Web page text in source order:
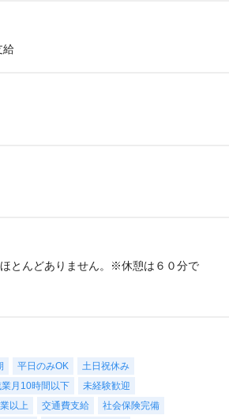
給
とんどありません。※休憩は６０分で
平日のみOK
土日祝休み
月10時間以下
未経験歓迎
以上 交通費支給
社会保険完備